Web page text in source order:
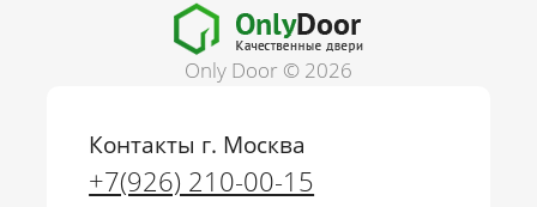
Only Door © 2026
Контакты г. Москва
+7(926) 210-00-15